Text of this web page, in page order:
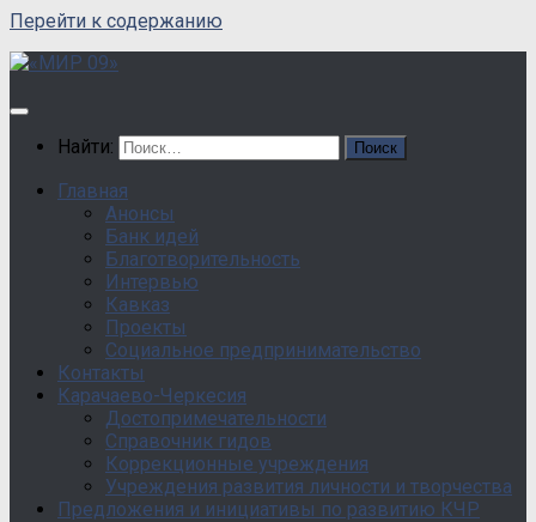
Перейти к содержанию
Найти:
Главная
Анонсы
Банк идей
Благотворительность
Интервью
Кавказ
Проекты
Социальное предпринимательство
Контакты
Карачаево-Черкесия
Достопримечательности
Справочник гидов
Коррекционные учреждения
Учреждения развития личности и творчества
Предложения и инициативы по развитию КЧР